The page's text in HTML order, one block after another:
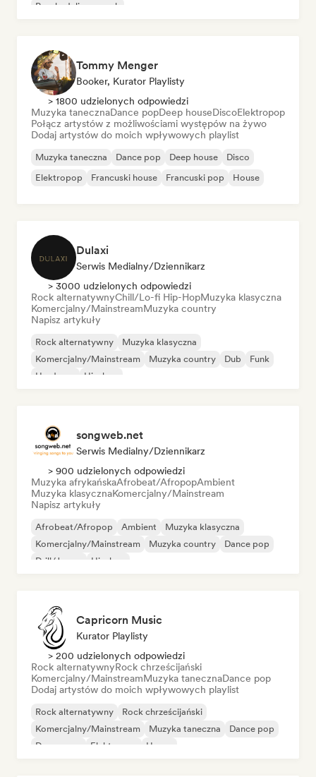
Psychedeliczny rock
Tommy Menger
Booker, Kurator Playlisty
> 1800 udzielonych odpowiedzi
Muzyka tanecznaDance popDeep houseDiscoElektropop
Połącz artystów z możliwościami występów na żywo
Dodaj artystów do moich wpływowych playlist
Muzyka taneczna Dance pop Deep house
Disco
Elektropop
Francuski house Francuski pop House
Dulaxi
Serwis Medialny/Dziennikarz
> 3000 udzielonych odpowiedzi
Rock alternatywnyChill/Lo-fi Hip-HopMuzyka klasyczna
Komercjalny/MainstreamMuzyka country
Napisz artykuły
Rock alternatywny
Muzyka klasyczna
Komercjalny/Mainstream
Muzyka country Dub
Funk
Hardcore
Hip-hop
songweb.net
Serwis Medialny/Dziennikarz
> 900 udzielonych odpowiedzi
Muzyka afrykańskaAfrobeat/AfropopAmbient
Muzyka klasycznaKomercjalny/Mainstream
Napisz artykuły
Afrobeat/Afropop Ambient
Muzyka klasyczna
Komercjalny/Mainstream
Muzyka country
Dance pop
Drill/Jersey
Hip-hop
Capricorn Music
Kurator Playlisty
> 200 udzielonych odpowiedzi
Rock alternatywnyRock chrześcijański
Komercjalny/MainstreamMuzyka tanecznaDance pop
Dodaj artystów do moich wpływowych playlist
Rock alternatywny
Rock chrześcijański
Komercjalny/Mainstream
Muzyka taneczna
Dance pop
Dream pop
Elektropop House